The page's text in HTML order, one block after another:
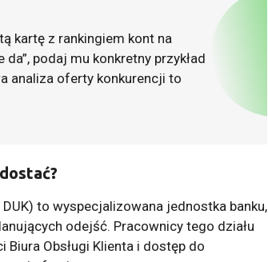
kartę z rankingiem kont na
podaj mu konkretny przykład
analiza oferty konkurencji to
to wyspecjalizowana jednostka banku,
odejść. Pracownicy tego działu
Obsługi Klienta i dostęp do